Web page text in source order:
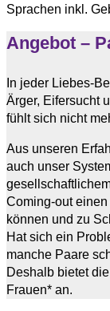
Sprachen inkl.
Angebot –
In jeder Liebes-
Ärger, Eifersucht
fühlt sich nicht
Aus unseren
auch unser
Coming-out
können und zu
Hat sich ein
manche Paare
Deshalb bietet
Frauen* an.